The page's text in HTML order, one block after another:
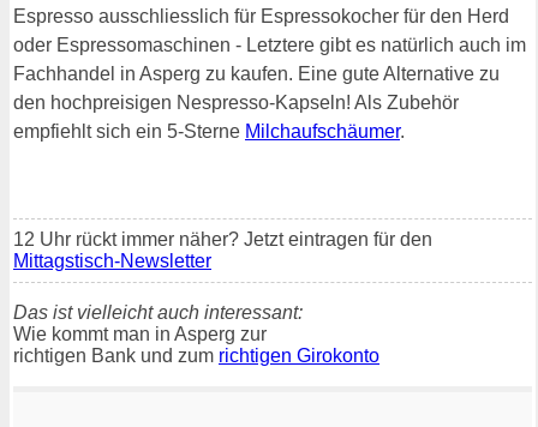
Espresso ausschliesslich für Espressokocher für den Herd
oder Espressomaschinen - Letztere gibt es natürlich auch im
Fachhandel in Asperg zu kaufen. Eine gute Alternative zu
den hochpreisigen Nespresso-Kapseln! Als Zubehör
empfiehlt sich ein 5-Sterne Milchaufschäumer.
12 Uhr rückt immer näher? Jetzt eintragen für den
Mittagstisch-Newsletter
Das ist vielleicht auch interessant:
Wie kommt man in Asperg zur
richtigen Bank und zum richtigen Girokonto